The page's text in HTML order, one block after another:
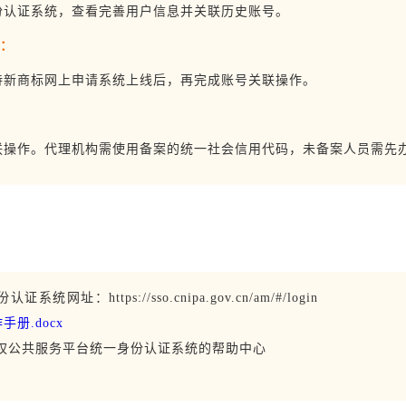
证系统，查看完善用户信息并关联历史账号。
商标网上申请系统上线后，再完成账号关联操作。
作。代理机构需使用备案的统一社会信用代码，未备案人员需先
认证系统网址：https://sso.cnipa.gov.cn/am/#/login
册.docx
公共服务平台统一身份认证系统的帮助中心